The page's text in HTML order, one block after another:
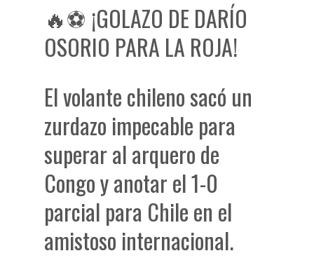
🔥⚽ ¡GOLAZO DE DARÍO
OSORIO PARA LA ROJA!
El volante chileno sacó un
zurdazo impecable para
superar al arquero de
Congo y anotar el 1-0
parcial para Chile en el
amistoso internacional.